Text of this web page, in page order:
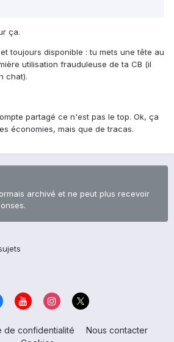
ça.
toujours disponible : tu mets une tête au
utilisation frauduleuse de ta CB (il
chat).
partagé ce n'est pas le top. Ok, ça
économies, mais que de tracas.
archivé et ne peut plus recevoir
de confidentialité
Nous contacter